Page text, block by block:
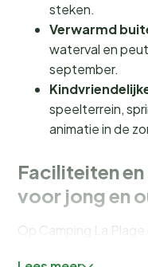
steken.
Verwarmd
waterval en
september.
speelterrein,
animatie in de
Faciliteiten
voor jong en
Op Camping La